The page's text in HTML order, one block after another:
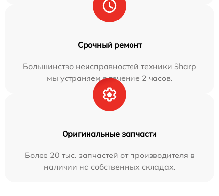
Срочный ремонт
Большинство неисправностей техники Sharp
мы устраняем в течение 2 часов.
Оригинальные запчасти
Более 20 тыс. запчастей от производителя в
наличии на собственных складах.